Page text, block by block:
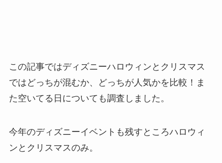
この記事ではディズニーハロウィンとクリスマス
ではどっちが混むか、どっちが人気かを比較！ま
た空いてる日についても調査しました。
今年のディズニーイベントも残すところハロウィ
ンとクリスマスのみ。